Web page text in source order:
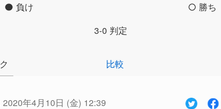
負け
勝ち
3-0 判定
比較
2020年4月10日 (金) 12:39